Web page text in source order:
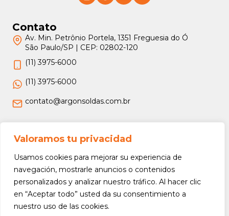
Valoramos tu privacidad
Usamos cookies para mejorar su experiencia de
navegación, mostrarle anuncios o contenidos
personalizados y analizar nuestro tráfico. Al hacer clic
en “Aceptar todo” usted da su consentimiento a
nuestro uso de las cookies.
Contato
Av. Min. Petrônio Portela, 1351 Freguesia do Ó
São Paulo/SP | CEP: 02802-120
(11) 3975-6000
(11) 3975-6000
contato@argonsoldas.com.br
Jurídico
Termos e Condições
Política de Privacidade
Política de Devolução e Reembolso